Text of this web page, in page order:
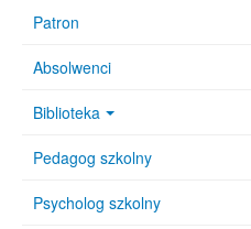
Patron
Absolwenci
Biblioteka
Pedagog szkolny
Psycholog szkolny